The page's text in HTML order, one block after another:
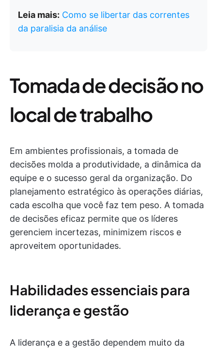
Leia mais: Como se libertar das correntes
da paralisia da análise
Tomada de decisão no
local de trabalho
Em ambientes profissionais, a tomada de
decisões molda a produtividade, a dinâmica da
equipe e o sucesso geral da organização. Do
planejamento estratégico às operações diárias,
cada escolha que você faz tem peso. A tomada
de decisões eficaz permite que os líderes
gerenciem incertezas, minimizem riscos e
aproveitem oportunidades.
Habilidades essenciais para
liderança e gestão
A liderança e a gestão dependem muito da